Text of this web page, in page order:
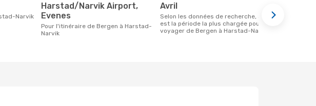
Narvik
Harstad/Narvik Airport,
Evenes
Pour l'itinéraire de Bergen à Harstad-
Narvik
avril
Selon les données de recherche, avril
est la période la plus chargée pour
voyager de Bergen à Harstad-Narvik